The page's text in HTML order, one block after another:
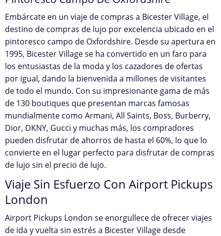
Embárcate en un viaje de compras a Bicester Village, el
destino de compras de lujo por excelencia ubicado en el
pintoresco campo de Oxfordshire. Desde su apertura en
1995, Bicester Village se ha convertido en un faro para
los entusiastas de la moda y los cazadores de ofertas
por igual, dando la bienvenida a millones de visitantes
de todo el mundo. Con su impresionante gama de más
de 130 boutiques que presentan marcas famosas
mundialmente como Armani, All Saints, Boss, Burberry,
Dior, DKNY, Gucci y muchas más, los compradores
pueden disfrutar de ahorros de hasta el 60%, lo que lo
convierte en el lugar perfecto para disfrutar de compras
de lujo sin el precio de lujo.
Viaje Sin Esfuerzo Con Airport Pickups
London
Airport Pickups London se enorgullece de ofrecer viajes
de ida y vuelta sin estrés a Bicester Village desde